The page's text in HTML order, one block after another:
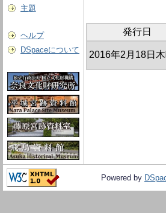
主題
ヘルプ
DSpaceについて
発行日
2016年2月18日木
Powered by